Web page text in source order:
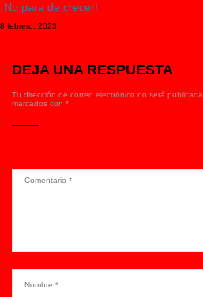
¡No para de crecer!
8 febrero, 2023
DEJA UNA RESPUESTA
Tu dirección de correo electrónico no será publicada.
marcados con *